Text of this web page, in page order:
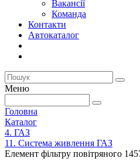
Вакансії
Команда
Контакти
Автокаталог
Меню
Головна
Каталог
4. ГАЗ
11. Система живлення ГАЗ
Елемент фільтру повітряного